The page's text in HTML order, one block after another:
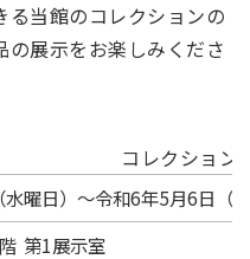
当館のコレクションの
展示をお楽しみくださ
コレクション
曜日）～令和6年5月6日（
第1展示室